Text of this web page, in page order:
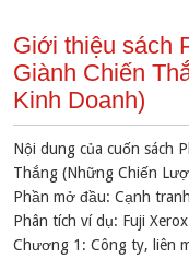
Giới thiệu sách
Giành Chiến
Kinh Doanh)
Nội dung của cuốn sách
Thắng (Những Chiến
Phần mở đầu: Cạnh
Phân tích ví dụ: Fuji
Chương 1: Công ty, liên